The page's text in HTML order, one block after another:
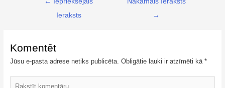
Ieraksts
→
Komentēt
Jūsu e-pasta adrese netiks publicēta. Obligātie lauki ir atzīmēti kā *